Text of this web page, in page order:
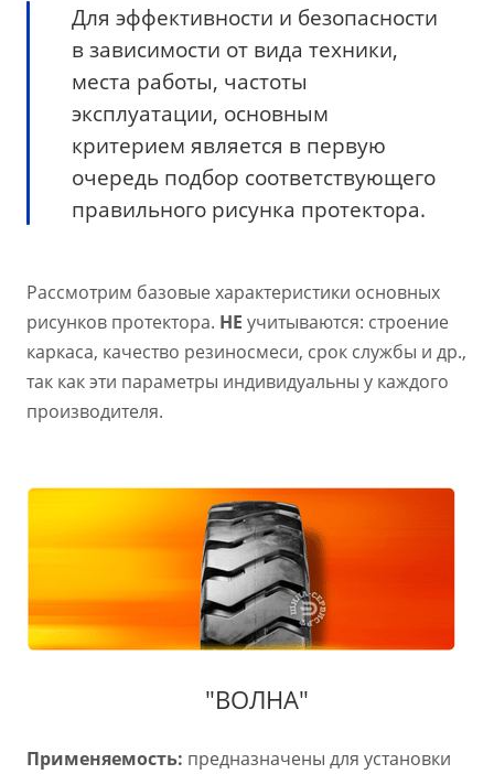
Для эффективности и безопасности
в зависимости от вида техники,
места работы, частоты
эксплуатации, основным
критерием является в первую
очередь подбор соответствующего
правильного рисунка протектора.
Рассмотрим базовые характеристики основных
рисунков протектора. НЕ учитываются: строение
каркаса, качество резиносмеси, срок службы и др.,
так как эти параметры индивидуальны у каждого
производителя.
"ВОЛНА"
Применяемость: предназначены для установки